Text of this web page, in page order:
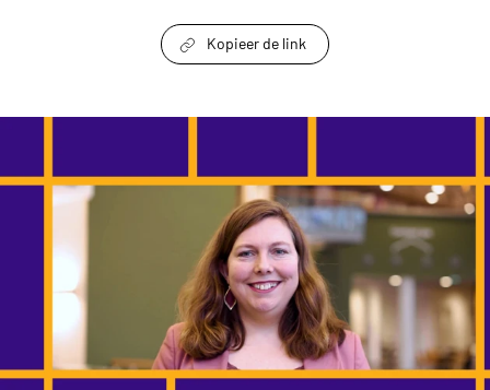
Kopieer de link